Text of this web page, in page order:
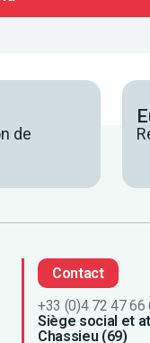
de
Contact
+33 (0)4 72 47 66
Siège social et
Chassieu (69)